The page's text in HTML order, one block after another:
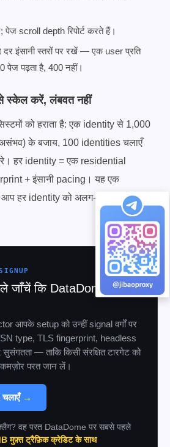
scroll depth रिपोर्ट करते हैं।
इंसानी स्तरों पर रखें — एक user प्रति
पढ़ता है, 400 नहीं।
स्केल करें, लंबवत नहीं
को हराता है: एक identity से 1,000
असंभव) के बजाय, 100 identities चलाएँ
हर identity = एक residential
+ इंसानी pacing। यह एक
हर identity को अलग-अलग सामान्य
जाँचें कि DataDome क्या
आपके setup को उन्हीं signal वर्गों पर
type, TLS fingerprint, headless
— ताकि किसी संरक्षित टारगेट को
परत जान लें।
→
वह परत DataDome पर सबसे पहले
मुफ़्त ट्रैफ़िक क्रेडिट के साथ